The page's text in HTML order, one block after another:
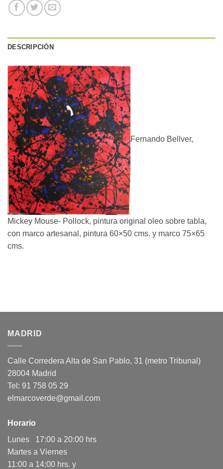
DESCRIPCIÓN
Fernando Bellver,
Mickey Mouse- Pollock, pintura original oleo sobre tabla,
con marco artesanal, pintura 60×50 cms. y marco 75×65
cms.
MADRID
Calle Corredera Alta de San Pablo, 31 (metro Tribunal)
28004 Madrid
Tel: 91 758 05 29
elmarcoverde@gmail.com
Horario
Lunes 17:00 a 20:00 hrs
Martes a Viernes
11:00 a 14:00 hrs. y